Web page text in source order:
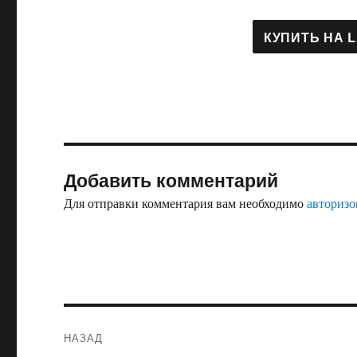
Добавить комментарий
Для отправки комментария вам необходимо
НАЗАД